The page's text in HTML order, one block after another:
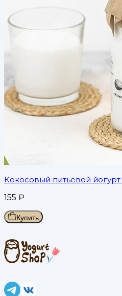
Кокосовый питьевой йогурт
155 ₽
Купить